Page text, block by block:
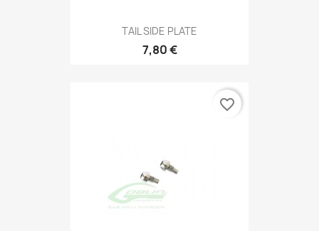
TAIL SIDE PLATE
7,80 €
favorite_border